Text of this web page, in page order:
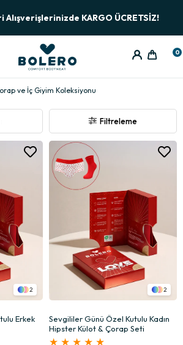
Alışverişlerinizde KARGO ÜCRETSİZ!
0
ve İç Giyim Koleksiyonu
Filtreleme
2
Erkek
2
Sevgililer Günü Özel Kutulu Kadın
Hipster Külot & Çorap Seti
★ ★ ★ ★ ★